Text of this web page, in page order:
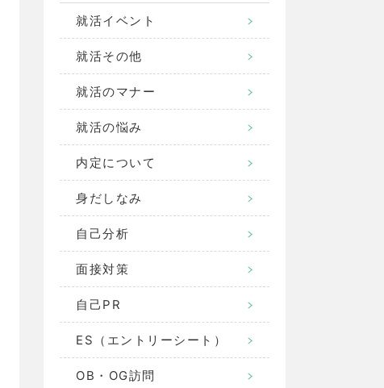
就活イベント
就活その他
就活のマナー
就活の悩み
内定について
身だしなみ
自己分析
面接対策
自己PR
ES（エントリーシート）
OB・OG訪問